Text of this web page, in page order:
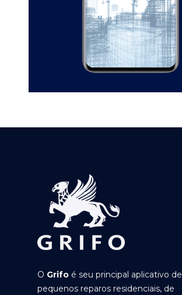
O Grifo é seu principal aplicativo de
pequenos reparos residenciais, de